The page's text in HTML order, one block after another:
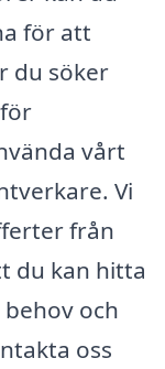
för att
du söker
vårt
Vi
från
du kan hitta
och
oss